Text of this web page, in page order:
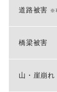
道路被害 ※
橋梁被害
山・崖崩れ